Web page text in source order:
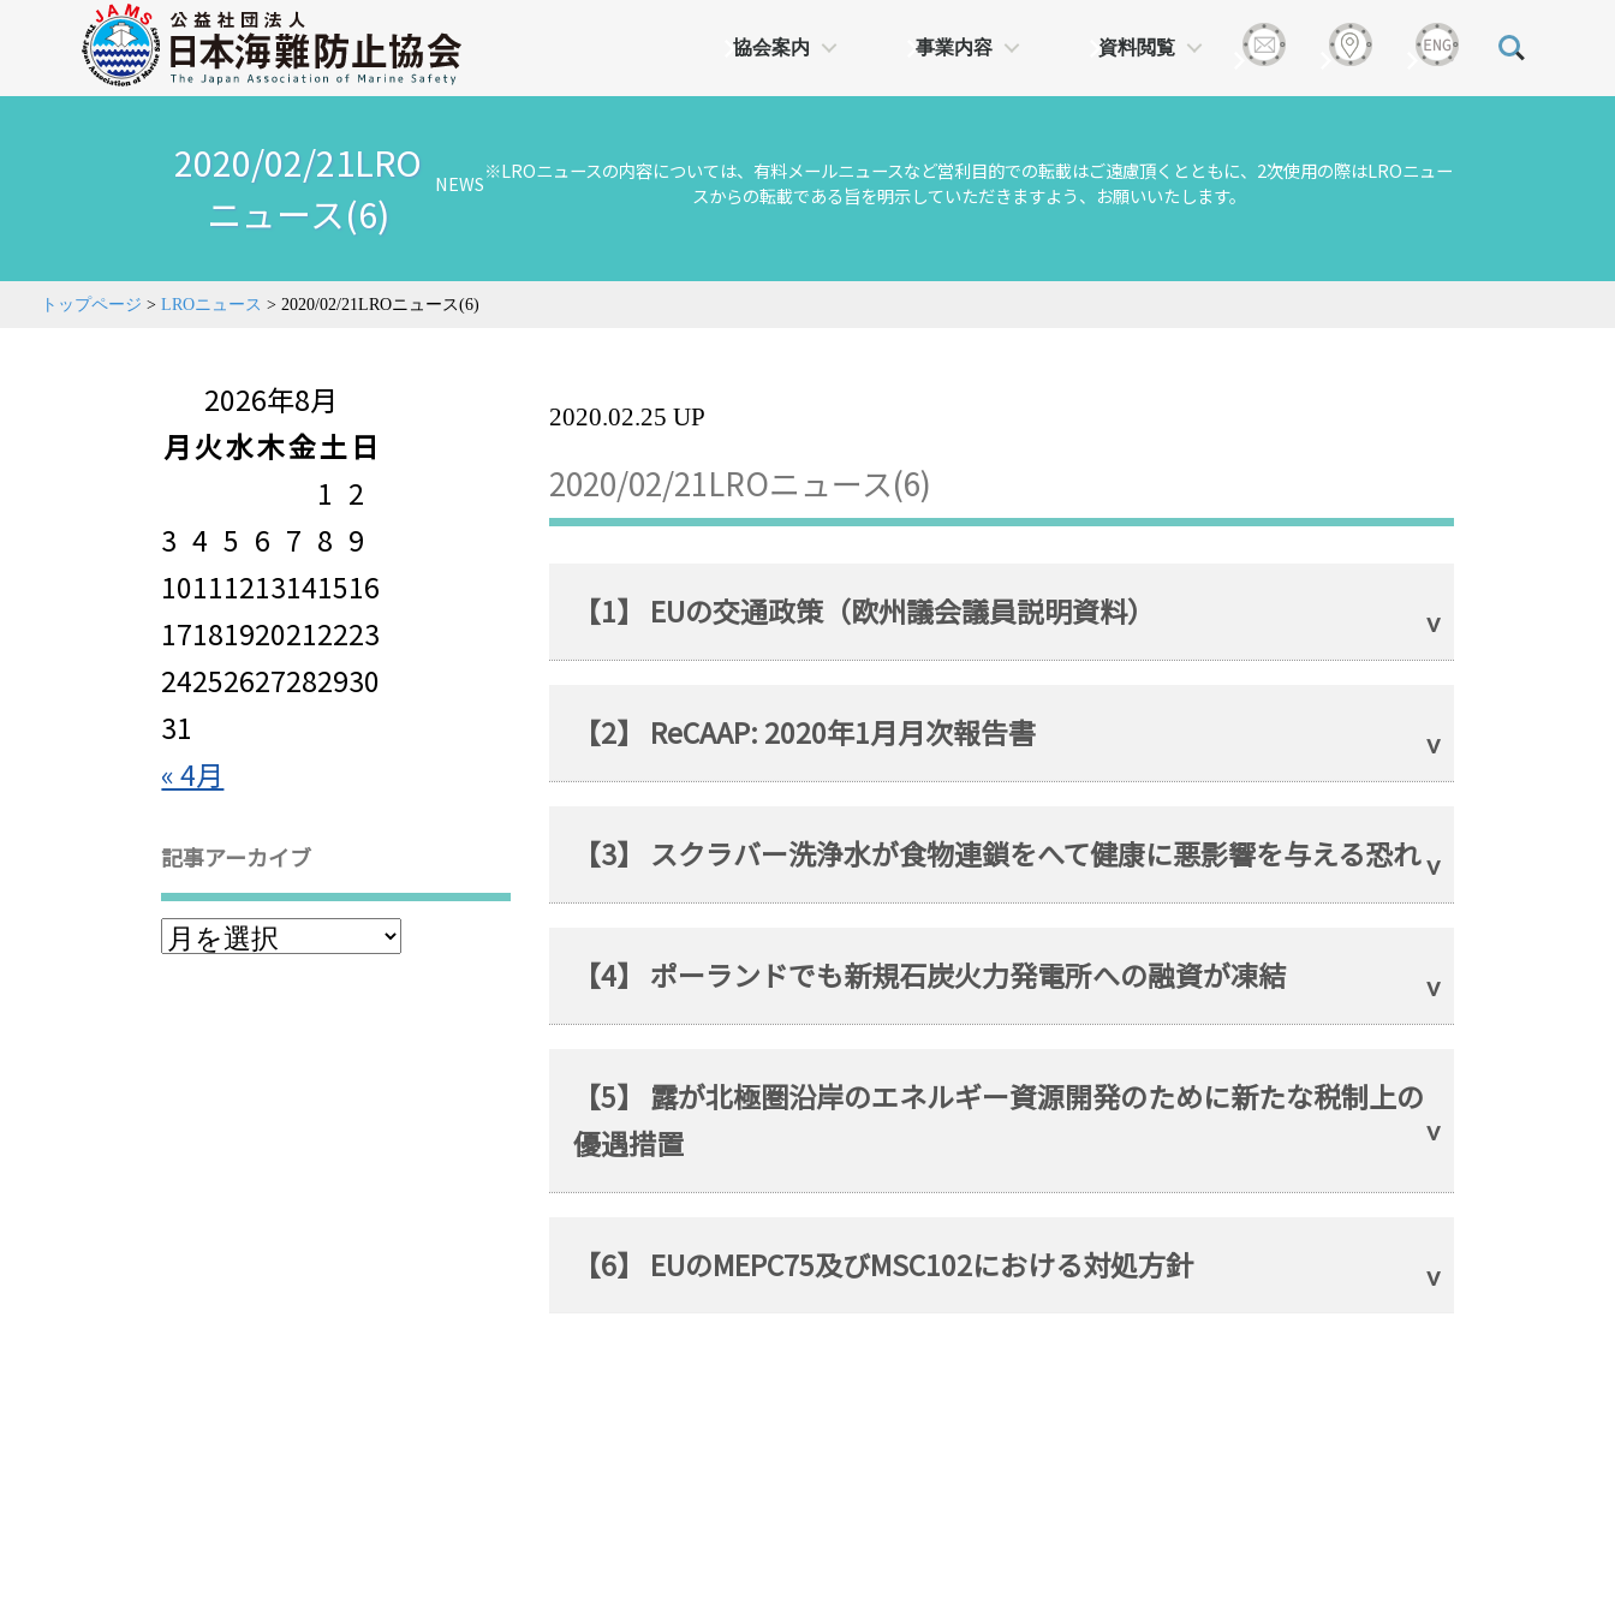
協会案内 事業内容 資料閲覧
2020/02/21LRO
ニュース(6)
NEWS※LROニュースの内容については、有料メールニュースなど営利目的での転載はご遠慮頂くとともに、2次使用の際はLROニュー
スからの転載である旨を明示していただきますよう、お願いいたします。
トップページ > LROニュース > 2020/02/21LROニュース(6)
2026年8月
月火水木金土 日
1 2
3 4 5 6 7 8 9
10111213141516
17181920212223
24252627282930
31
« 4月
記事アーカイブ
2020.02.25 UP
2020/02/21LROニュース(6)
【1】 EUの交通政策（欧州議会議員説明資料）
【2】 ReCAAP: 2020年1月月次報告書
【3】 スクラバー洗浄水が食物連鎖をへて健康に悪影響を与える恐れ
【4】 ポーランドでも新規石炭火力発電所への融資が凍結
【5】 露が北極圏沿岸のエネルギー資源開発のために新たな税制上の
優遇措置
【6】 EUのMEPC75及びMSC102における対処方針